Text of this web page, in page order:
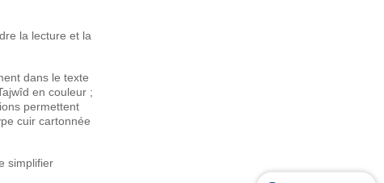
la lecture et la
dans le texte
en couleur ;
permettent
cuir cartonnée
simplifier